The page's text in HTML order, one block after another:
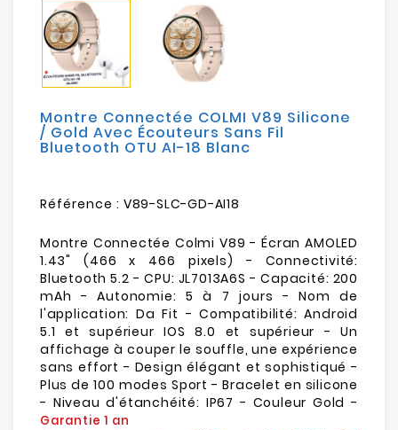
Sécurité
Mobilités
Loisirs
Montre Connectée COLMI V89 Silicone
/ Gold Avec Écouteurs Sans Fil
Bluetooth OTU AI-18 Blanc
Référence : V89-SLC-GD-AI18
Montre Connectée Colmi V89 - Écran AMOLED
1.43" (466 x 466 pixels) - Connectivité:
Bluetooth 5.2 - CPU: JL7013A6S - Capacité: 200
mAh - Autonomie: 5 à 7 jours - Nom de
l'application: Da Fit - Compatibilité: Android
5.1 et supérieur IOS 8.0 et supérieur - Un
affichage à couper le souffle, une expérience
sans effort - Design élégant et sophistiqué -
Plus de 100 modes Sport - Bracelet en silicone
- Niveau d'étanchéité: IP67 - Couleur Gold -
Garantie 1 an